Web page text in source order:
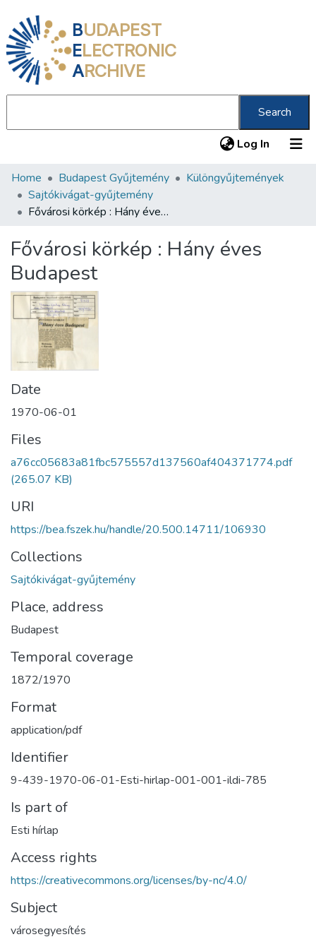
BUDAPEST
ELECTRONIC
ARCHIVE
Search
Log In (current)
Communities & Collections
All of DSpace
About us
Home Budapest Gyűjtemény
Különgyűjtemények
Sajtókivágat-gyűjtemény
Fővárosi körkép : Hány éves Budapest
Fővárosi körkép : Hány éves
Budapest
Date
1970-06-01
Files
a76cc05683a81fbc575557d137560af404371774.pdf
(265.07 KB)
URI
https://bea.fszek.hu/handle/20.500.14711/106930
Collections
Sajtókivágat-gyűjtemény
Place, address
Budapest
Temporal coverage
1872/1970
Format
application/pdf
Identifier
9-439-1970-06-01-Esti-hirlap-001-001-ildi-785
Is part of
Esti hírlap
Access rights
https://creativecommons.org/licenses/by-nc/4.0/
Subject
városegyesítés